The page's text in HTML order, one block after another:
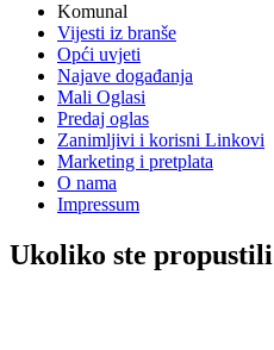
Komunal
Vijesti iz branše
Opći uvjeti
Najave događanja
Mali Oglasi
Predaj oglas
Zanimljivi i korisni Linkovi
Marketing i pretplata
O nama
Impressum
Ukoliko ste propustili